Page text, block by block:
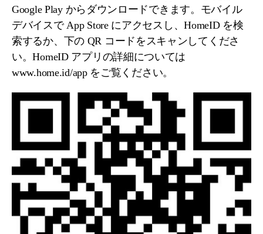
Google Play からダウンロードできます。モバイル
デバイスで App Store にアクセスし、HomeID を検
索するか、下の QR コードをスキャンしてくださ
い。HomeID アプリの詳細については
www.home.id/app をご覧ください。